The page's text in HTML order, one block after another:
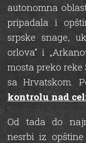
autonomna
pripadala i
srpske snage,
orlova“ i
mosta preko
sa Hrvatskom.
kontrolu nad
Od tada do
nesrbi iz